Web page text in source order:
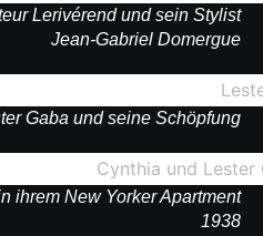
Lerivérend und sein Stylist
Jean-Gabriel Domergue
Gaba und seine Schöpfung
ihrem New Yorker Apartment
1938